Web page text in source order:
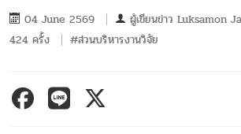
04 June 2569 ผู้เขียนข่าว Luksamon
424 ครั้ง
#ส่วนบริหารงานวิจัย